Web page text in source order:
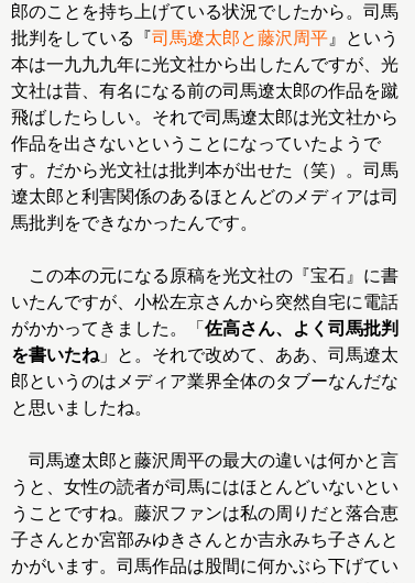
郎のことを持ち上げている状況でしたから。司馬
批判をしている『司馬遼太郎と藤沢周平 』という
本は一九九九年に光文社から出したんですが、光
文社は昔、有名になる前の司馬遼太郎の作品を蹴
飛ばしたらしい。それで司馬遼太郎は光文社から
作品を出さないということになっていたようで
す。だから光文社は批判本が出せた（笑）。司馬
遼太郎と利害関係のあるほとんどのメディアは司
馬批判をできなかったんです。
この本の元になる原稿を光文社の『宝石』に書
いたんですが、小松左京さんから突然自宅に電話
がかかってきました。「 佐高さん、よく司馬批判
を書いたね 」と。それで改めて、ああ、司馬遼太
郎というのはメディア業界全体のタブーなんだな
と思いましたね。
司馬遼太郎と藤沢周平の最大の違いは何かと言
うと、女性の読者が司馬にはほとんどいないとい
うことですね。藤沢ファンは私の周りだと落合恵
子さんとか宮部みゆきさんとか吉永みち子さんと
かがいます。司馬作品は股間に何かぶら下げてい